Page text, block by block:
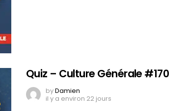
Quiz – Culture Générale #170
byDamien
il y a environ 22 jours